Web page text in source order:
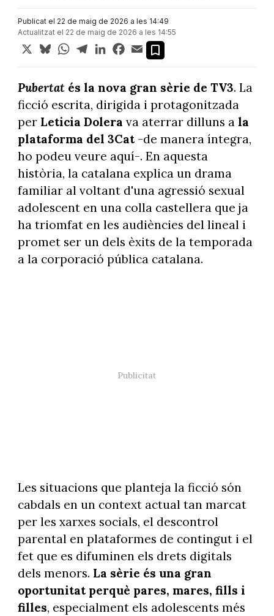
Publicat el 22 de maig de 2026 a les 14:49
Actualitzat el 22 de maig de 2026 a les 14:55
X BlueskyWhatsApp
TelegramLinkedInFacebook
Email
Pubertatés la nova gran sèrie de TV3. La
ficció escrita, dirigida i protagonitzada
perLeticia Dolera va aterrar dilluns a la
plataforma del 3Cat-de manera íntegra,
ho podeu veure aquí-. En aquesta
història, la catalana explica un drama
familiar al voltant d'una agressió sexual
adolescent en una colla castellera que ja
ha triomfat en les audiències del lineal i
promet ser un dels èxits de la temporada
a la corporació pública catalana.
Les situacions que planteja la ficció són
cabdals en un context actual tan marcat
per les xarxes socials, el descontrol
parental en plataformes de contingut i el
fet que es difuminen els drets digitals
dels menors. La sèrie és una gran
oportunitat perquè pares, mares, fills i
filles, especialment els adolescents més